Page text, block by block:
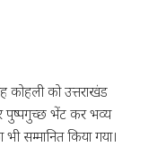
कोहली को उत्तराखंड
पुष्पगुच्छ भेंट कर भव्य
सम्मानित किया गया।